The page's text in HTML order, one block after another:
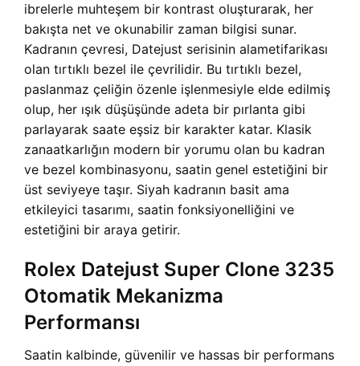
ibrelerle muhteşem bir kontrast oluşturarak, her
bakışta net ve okunabilir zaman bilgisi sunar.
Kadranın çevresi, Datejust serisinin alametifarikası
olan tırtıklı bezel ile çevrilidir. Bu tırtıklı bezel,
paslanmaz çeliğin özenle işlenmesiyle elde edilmiş
olup, her ışık düşüşünde adeta bir pırlanta gibi
parlayarak saate eşsiz bir karakter katar. Klasik
zanaatkarlığın modern bir yorumu olan bu kadran
ve bezel kombinasyonu, saatin genel estetiğini bir
üst seviyeye taşır. Siyah kadranın basit ama
etkileyici tasarımı, saatin fonksiyonelliğini ve
estetiğini bir araya getirir.
Rolex Datejust Super Clone 3235
Otomatik Mekanizma
Performansı
Saatin kalbinde, güvenilir ve hassas bir performans